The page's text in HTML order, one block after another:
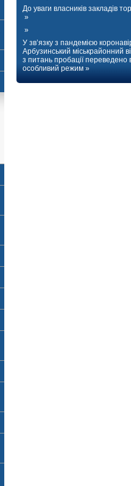
До уваги власників закладів
»
»
У зв’язку з пандемією
Арбузинський міськрайонний
з питань пробації переведено
особливий режим »